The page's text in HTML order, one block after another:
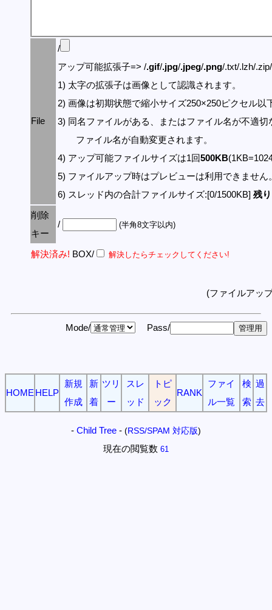
File
/
アップ可能拡張子=> /.gif/.jpg/.jpeg/.png/.txt/.lzh/
1) 太字の拡張子は画像として認識されます。
2) 画像は初期状態で縮小サイズ250×250ピクセル以
3) 同名ファイルがある、またはファイル名が不適切
ファイル名が自動変更されます。
4) アップ可能ファイルサイズは1回500KB
5) ファイルアップ時はプレビューは利用できません
6) スレッド内の合計ファイルサイズ:[0/1500KB] 残
削除
キー
/ (半角8文字以内)
解決済み! BOX/ 解決したらチェックしてください!
(ファイルアッ
Mode/ Pass/
HOME HELP
新規
作成
新
着
ツリ
ー
スレ
ッド
トピ
ック
RANK
ファイ
ル一覧
検
索
過
去
- Child Tree - (RSS/SPAM 対応版)
現在の閲覧数 61